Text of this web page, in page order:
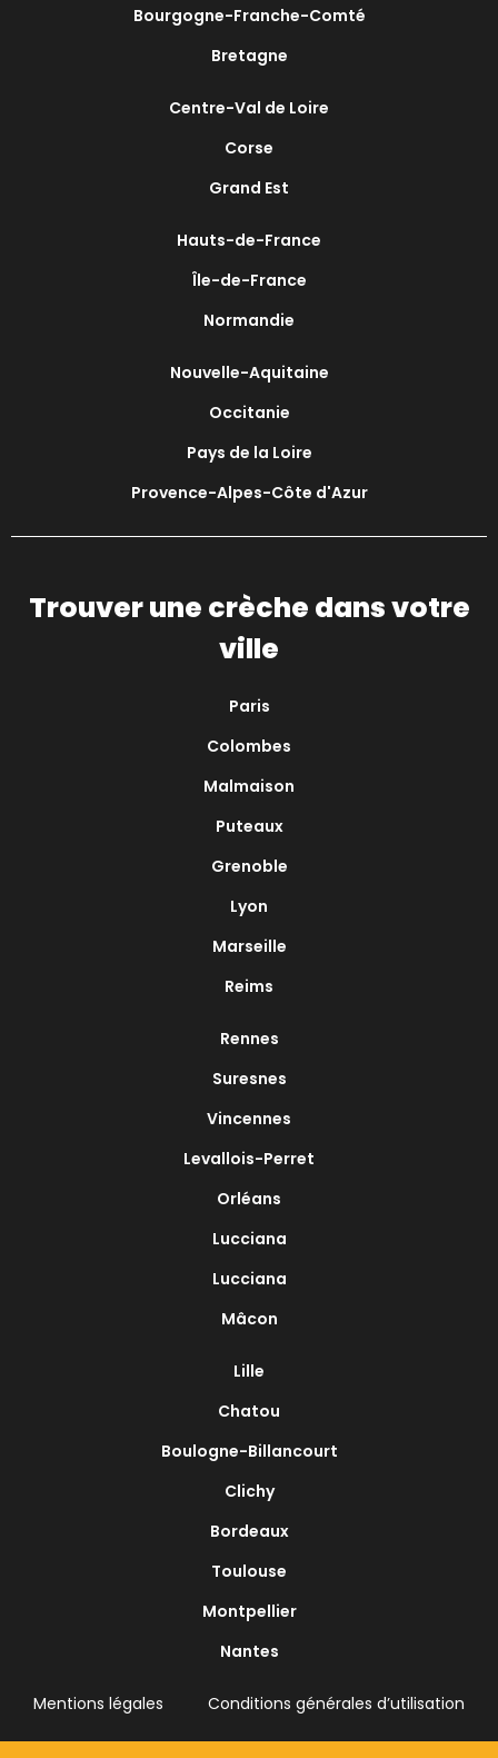
Bourgogne-Franche-Comté
Bretagne
Centre-Val de Loire
Corse
Grand Est
Hauts-de-France
Île-de-France
Normandie
Nouvelle-Aquitaine
Occitanie
Pays de la Loire
Provence-Alpes-Côte d'Azur
Trouver une crèche dans votre
ville
Paris
Colombes
Malmaison
Puteaux
Grenoble
Lyon
Marseille
Reims
Rennes
Suresnes
Vincennes
Levallois-Perret
Orléans
Lucciana
Lucciana
Mâcon
Lille
Chatou
Boulogne-Billancourt
Clichy
Bordeaux
Toulouse
Montpellier
Nantes
Mentions légales Conditions générales d’utilisation